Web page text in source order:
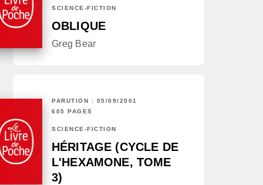
SCIENCE-FICTION
OBLIQUE
Greg Bear
PARUTION : 05/09/2001
605 PAGES
SCIENCE-FICTION
HÉRITAGE (CYCLE DE
L'HEXAMONE, TOME
3)